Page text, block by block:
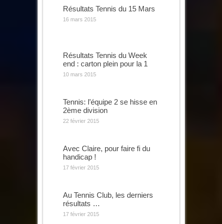
Résultats Tennis du 15 Mars
16 mars 2015
Résultats Tennis du Week
end : carton plein pour la 1
10 mars 2015
Tennis: l’équipe 2 se hisse en
2ème division
22 février 2015
Avec Claire, pour faire fi du
handicap !
17 février 2015
Au Tennis Club, les derniers
résultats …
17 février 2015